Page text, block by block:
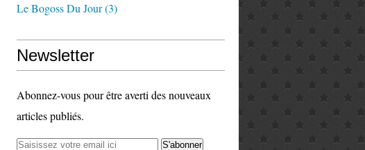
Le Bogoss Du Jour(3)
Newsletter
Abonnez-vous pour être averti des nouveaux
articles publiés.